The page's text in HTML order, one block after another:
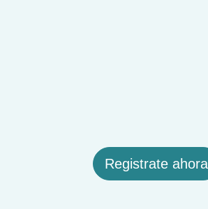
Registrate ahora